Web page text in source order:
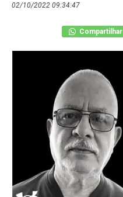
02/10/2022 09:34:47
Compartilhar